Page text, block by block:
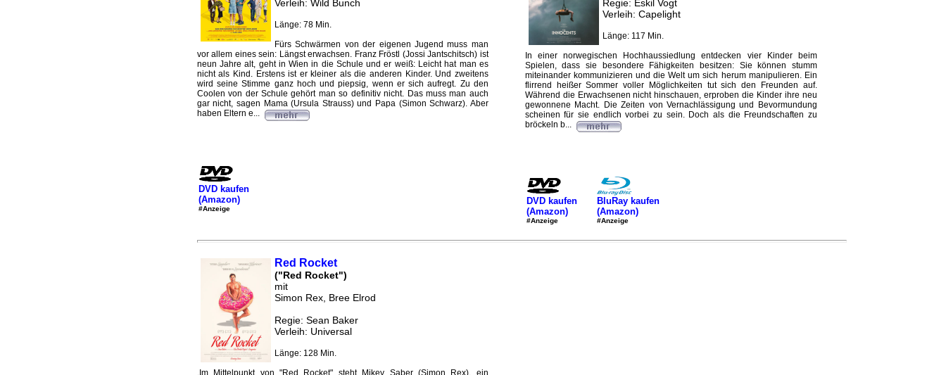
Verleih: Wild Bunch
Länge: 78 Min.
Fürs Schwärmen von der eigenen Jugend muss man
vor allem eines sein: Längst erwachsen. Franz Fröstl (Jossi Jantschitsch) ist
neun Jahre alt, geht in Wien in die Schule und er weiß: Leicht hat man es
nicht als Kind. Erstens ist er kleiner als die anderen Kinder. Und zweitens
wird seine Stimme ganz hoch und piepsig, wenn er sich aufregt. Zu den
Coolen von der Schule gehört man so definitiv nicht. Das muss man auch
gar nicht, sagen Mama (Ursula Strauss) und Papa (Simon Schwarz). Aber
haben Eltern e...
DVD kaufen
(Amazon)
#Anzeige
Regie: Eskil Vogt
Verleih: Capelight
Länge: 117 Min.
In einer norwegischen Hochhaussiedlung entdecken vier Kinder beim
Spielen, dass sie besondere Fähigkeiten besitzen: Sie können stumm
miteinander kommunizieren und die Welt um sich herum manipulieren. Ein
flirrend heißer Sommer voller Möglichkeiten tut sich den Freunden auf.
Während die Erwachsenen nicht hinschauen, erproben die Kinder ihre neu
gewonnene Macht. Die Zeiten von Vernachlässigung und Bevormundung
scheinen für sie endlich vorbei zu sein. Doch als die Freundschaften zu
bröckeln b...
DVD kaufen
(Amazon)
#Anzeige
BluRay kaufen
(Amazon)
#Anzeige
Red Rocket
("Red Rocket")
mit
Simon Rex, Bree Elrod
Regie: Sean Baker
Verleih: Universal
Länge: 128 Min.
.Im Mittelpunkt von "Red Rocket" steht Mikey Saber (Simon Rex), ein